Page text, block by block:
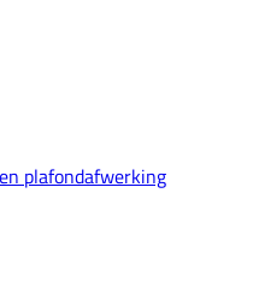
plafondafwerking